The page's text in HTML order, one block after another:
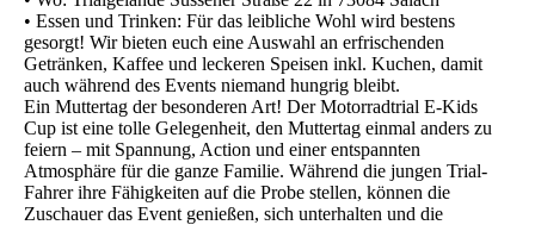
• Essen und Trinken: Für das leibliche Wohl wird bestens
gesorgt! Wir bieten euch eine Auswahl an erfrischenden
Getränken, Kaffee und leckeren Speisen inkl. Kuchen, damit
auch während des Events niemand hungrig bleibt.
Ein Muttertag der besonderen Art! Der Motorradtrial E-Kids
Cup ist eine tolle Gelegenheit, den Muttertag einmal anders zu
feiern – mit Spannung, Action und einer entspannten
Atmosphäre für die ganze Familie. Während die jungen Trial-
Fahrer ihre Fähigkeiten auf die Probe stellen, können die
Zuschauer das Event genießen, sich unterhalten und die